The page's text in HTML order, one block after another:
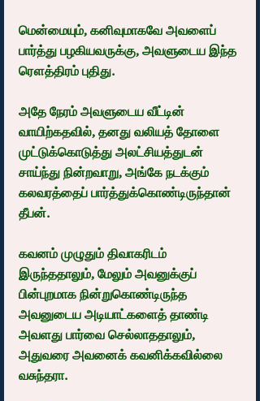
மென்மையும், கனிவுமாகவே அவளைப்
பார்த்து பழகியவருக்கு, அவளுடைய இந்த
ரௌத்திரம் புதிது.
அதே நேரம் அவளுடைய வீட்டின்
வாயிற்கதவில், தனது வலியத் தோளை
முட்டுக்கொடுத்து அலட்சியத்துடன்
சாய்ந்து நின்றவாறு, அங்கே நடக்கும்
கலவரத்தைப் பார்த்துக்கொண்டிருந்தான்
தீபன்.
கவனம் முழுதும் திவாகரிடம்
இருந்ததாலும், மேலும் அவனுக்குப்
பின்புறமாக நின்றுகொண்டிருந்த
அவனுடைய அடியாட்களைத் தாண்டி
அவளது பார்வை செல்லாததாலும்,
அதுவரை அவனைக் கவனிக்கவில்லை
வசுந்தரா.